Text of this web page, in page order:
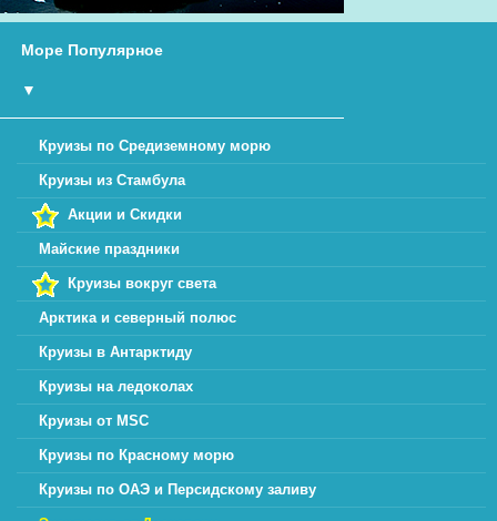
Море Популярное
▼
Круизы по Средиземному морю
Круизы из Стамбула
Акции и Скидки
Майские праздники
Круизы вокруг света
Арктика и северный полюс
Круизы в Антарктиду
Круизы на ледоколах
Круизы от MSC
Круизы по Красному морю
Круизы по ОАЭ и Персидскому заливу